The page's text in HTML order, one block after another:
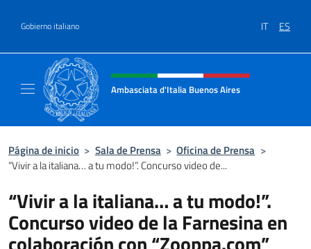
Gobierno italiano IT ES
Encabezado del sitio web,
Ambasciata d'Italia Buenos Aires
Página de inicio > Sala de Prensa > Oficina de Prensa >
“Vivir a la italiana… a tu modo!”. Concurso video de...
“Vivir a la italiana… a tu modo!”.
Concurso video de la Farnesina en